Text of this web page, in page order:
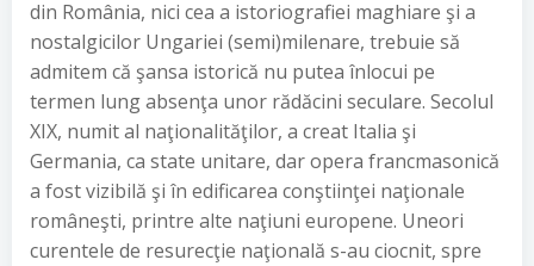
din România, nici cea a istoriografiei maghiare şi a
nostalgicilor Ungariei (semi)milenare, trebuie să
admitem că şansa istorică nu putea înlocui pe
termen lung absenţa unor rădăcini seculare. Secolul
XIX, numit al naţionalităţilor, a creat Italia şi
Germania, ca state unitare, dar opera francmasonică
a fost vizibilă şi în edificarea conştiinţei naţionale
româneşti, printre alte naţiuni europene. Uneori
curentele de resurecţie naţională s-au ciocnit, spre